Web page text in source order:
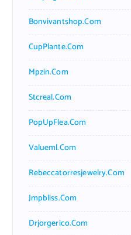
Bonvivantshop.com
CupPlante.com
Mpzin.com
Stcreal.com
PopUpFlea.com
Valueml.com
Rebeccatorresjewelry.com
Jmpbliss.com
Drjorgerico.com